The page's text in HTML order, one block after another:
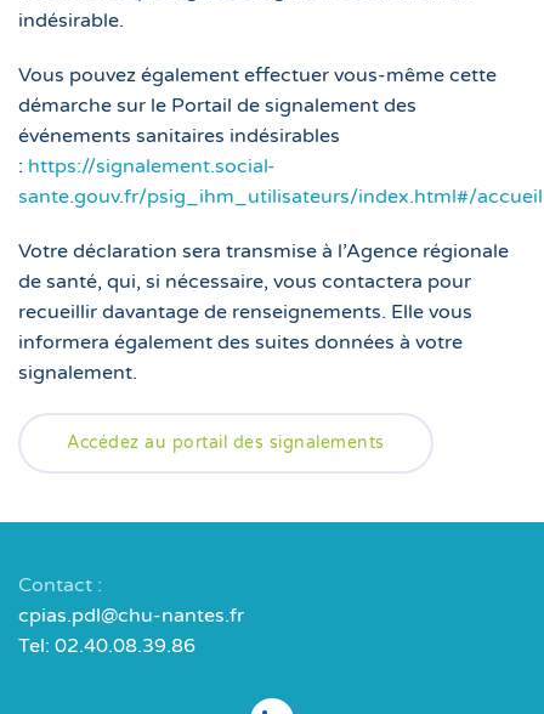
indésirable.
Vous pouvez également effectuer vous-même cette
démarche sur le Portail de signalement des
événements sanitaires indésirables
: https://signalement.social-
sante.gouv.fr/psig_ihm_utilisateurs/index.html#/accueil
Votre déclaration sera transmise à l’Agence régionale
de santé, qui, si nécessaire, vous contactera pour
recueillir davantage de renseignements. Elle vous
informera également des suites données à votre
signalement.
Accédez au portail des signalements
Contact :
cpias.pdl@chu-nantes.fr
Tel: 02.40.08.39.86